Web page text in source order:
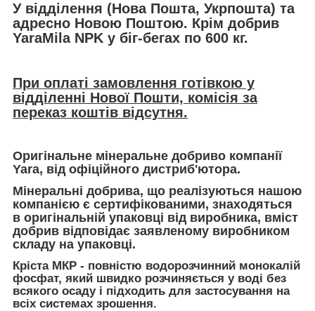
У відділення (Нова Пошта, Укрпошта) та
адресно Новою Поштою. Крім добрив
YaraMila NPK у біг-бегах по 600 кг.
При оплаті замовлення готівкою у
відділенні Нової Пошти, комісія за
переказ коштів відсутня.
Оригінальне мінеральне добриво компанії
Yara, від офіційного дистриб'ютора.
Мінеральні добрива, що реалізуються нашою
компанією є сертифікованими, знаходяться
в оригінальній упаковці від виробника, вміст
добрив відповідає заявленому виробником
складу на упаковці.
Кріста МКР - повністю водорозчинний монокалій
фосфат, який швидко розчиняється у воді без
всякого осаду і підходить для застосування на
всіх системах зрошення.